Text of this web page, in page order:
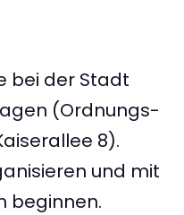
bei der Stadt
(Ordnungs-
8).
und mit
beginnen.